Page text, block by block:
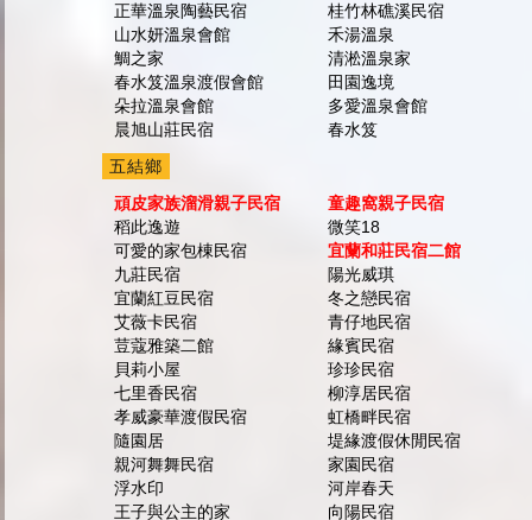
正華溫泉陶藝民宿
桂竹林礁溪民宿
山水妍溫泉會館
禾湯溫泉
鯛之家
清淞溫泉家
春水笈溫泉渡假會館
田園逸境
朵拉溫泉會館
多愛溫泉會館
晨旭山莊民宿
春水笈
五結鄉
頑皮家族溜滑親子民宿
童趣窩親子民宿
稻此逸遊
微笑18
可愛的家包棟民宿
宜蘭和莊民宿二館
九莊民宿
陽光威琪
宜蘭紅豆民宿
冬之戀民宿
艾薇卡民宿
青仔地民宿
荳蔻雅築二館
緣賓民宿
貝莉小屋
珍珍民宿
七里香民宿
柳淳居民宿
孝威豪華渡假民宿
虹橋畔民宿
隨園居
堤緣渡假休閒民宿
親河舞舞民宿
家園民宿
浮水印
河岸春天
王子與公主的家
向陽民宿